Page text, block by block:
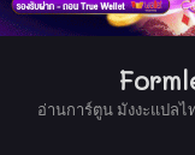
อ่านการ์ตูน มังงะแปลไ